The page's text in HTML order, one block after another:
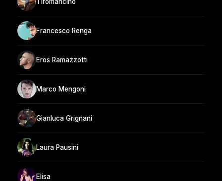
Francesco Renga
Eros Ramazzotti
Marco Mengoni
Gianluca Grignani
Laura Pausini
Elisa